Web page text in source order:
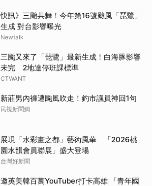
快訊》三颱共舞！今年第16號颱風「琵鷺」
生成 對台影響曝光
Newtalk
三颱又來了「琵鷺」最新生成！白海豚影響
未完 2地達停班課標準
CTWANT
新莊男內褲遭颱風吹走！釣市議員神回1句
民視新聞網
展現「水彩畫之都」藝術風華 「2026桃
園水韻會員聯展」盛大登場
台灣好新聞
邀英美韓百萬YouTuber打卡高雄 「青年國